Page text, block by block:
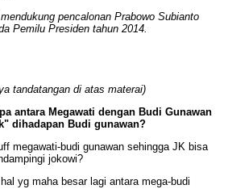
pencalonan Prabowo Subianto
Pemilu Presiden tahun 2014.
tandatangan di atas materai)
antara Megawati dengan Budi Gunawan
dihadapan Budi gunawan?
megawati-budi gunawan sehingga JK bisa
jokowi?
yg maha besar lagi antara mega-budi